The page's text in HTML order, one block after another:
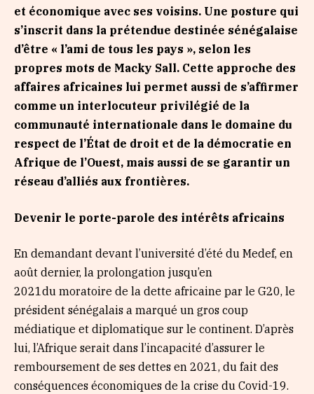
et économique avec ses voisins. Une posture qui
s’inscrit dans la prétendue destinée sénégalaise
d’être « l’ami de tous les pays », selon les
propres mots de Macky Sall. Cette approche des
affaires africaines lui permet aussi de s’affirmer
comme un interlocuteur privilégié de la
communauté internationale dans le domaine du
respect de l’État de droit et de la démocratie en
Afrique de l’Ouest, mais aussi de se garantir un
réseau d’alliés aux frontières.
Devenir le porte-parole des intérêts africains
En demandant devant l’université d’été du Medef, en
août dernier, la prolongation jusqu’en
2021du moratoire de la dette africaine par le G20, le
président sénégalais a marqué un gros coup
médiatique et diplomatique sur le continent. D’après
lui, l’Afrique serait dans l’incapacité d’assurer le
remboursement de ses dettes en 2021, du fait des
conséquences économiques de la crise du Covid-19.